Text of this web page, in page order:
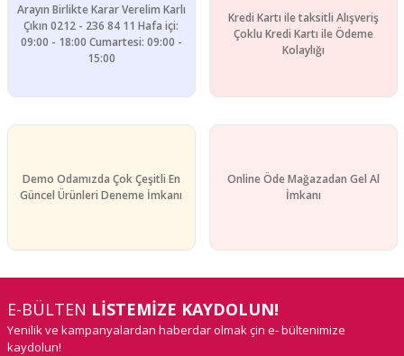
Arayın Birlikte Karar Verelim Karlı
Çıkın 0212 - 236 84 11 Hafa içi:
09:00 - 18:00 Cumartesi: 09:00 -
15:00
Kredi Kartı ile taksitli Alışveriş
Çoklu Kredi Kartı ile Ödeme
Kolaylığı
Demo Odamızda Çok Çeşitli En
Güncel Ürünleri Deneme İmkanı
Online Öde Mağazadan Gel Al
İmkanı
E-BÜLTEN LİSTEMİZE KAYDOLUN!
Yenilik ve kampanyalardan haberdar olmak çin e- bültenimize
kaydolun!